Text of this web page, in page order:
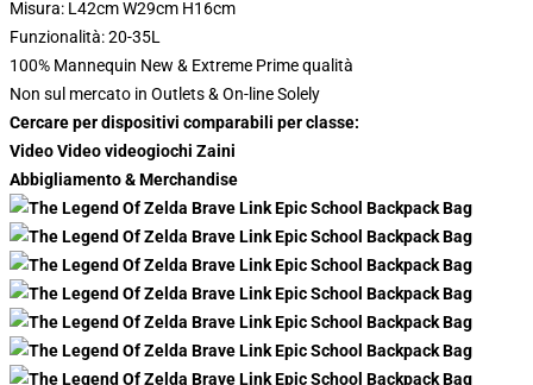
Misura: L42cm W29cm H16cm
Funzionalità: 20-35L
100% Mannequin New & Extreme Prime qualità
Non sul mercato in Outlets & On-line Solely
Cercare per dispositivi comparabili per classe:
Video Video videogiochi Zaini
Abbigliamento & Merchandise